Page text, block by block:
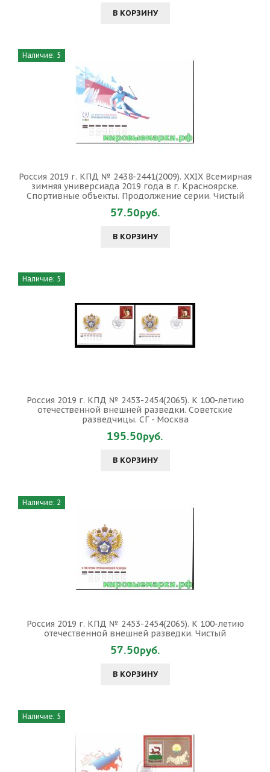
В КОРЗИНУ
Наличие: 5
Россия 2019 г. КПД № 2438-2441(2009). XXIX Всемирная
зимняя универсиада 2019 года в г. Красноярске.
Спортивные объекты. Продолжение серии. Чистый
57.50руб.
В КОРЗИНУ
Наличие: 5
Россия 2019 г. КПД № 2453-2454(2065). К 100-летию
отечественной внешней разведки. Советские
разведчицы. СГ - Москва
195.50руб.
В КОРЗИНУ
Наличие: 2
Россия 2019 г. КПД № 2453-2454(2065). К 100-летию
отечественной внешней разведки. Чистый
57.50руб.
В КОРЗИНУ
Наличие: 5